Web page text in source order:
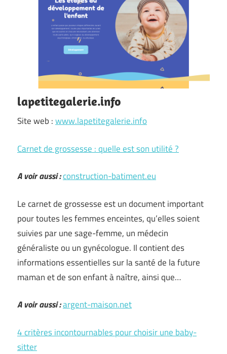
lapetitegalerie.info
Site web :www.lapetitegalerie.info
Carnet de grossesse : quelle est son utilité ?
A voir aussi :construction-batiment.eu
Le carnet de grossesse est un document important
pour toutes les femmes enceintes, qu’elles soient
suivies par une sage-femme, un médecin
généraliste ou un gynécologue. Il contient des
informations essentielles sur la santé de la future
maman et de son enfant à naître, ainsi que…
A voir aussi :argent-maison.net
4 critères incontournables pour choisir une baby-
sitter